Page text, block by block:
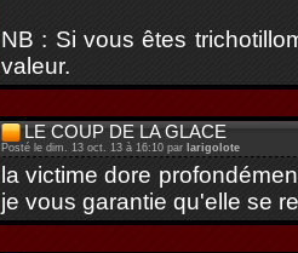
NB : Si vous êtes
valeur.
LE COUP DE LA GLACE
Posté le dim. 13 oct. 13 à 16:10 par larigolote
la victime dore
je vous garantie qu'elle se